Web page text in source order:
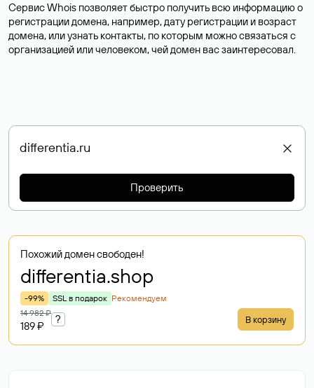
Сервис Whois позволяет быстро получить всю информацию о
регистрации домена, например, дату регистрации и возраст
домена, или узнать контакты, по которым можно связаться с
организацией или человеком, чей домен вас заинтересовал.
Проверить
Похожий домен свободен!
differentia.shop
-99% SSL в подарок Рекомендуем
14 982 ₽
189 ₽
? В корзину